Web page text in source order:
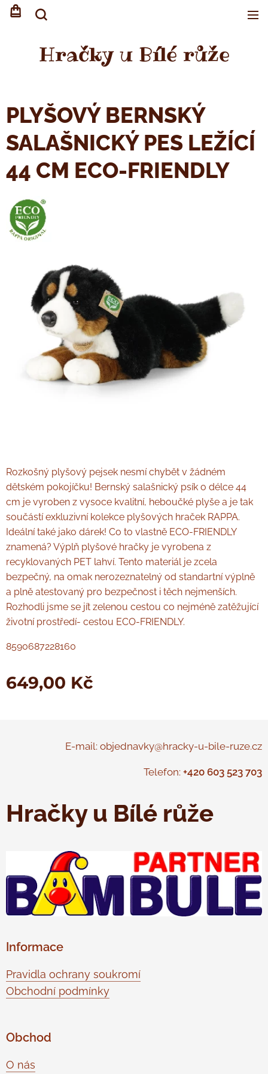
Hračky u Bílé růže
PLYŠOVÝ BERNSKÝ
SALAŠNICKÝ PES LEŽÍCÍ
44 CM ECO-FRIENDLY
Rozkošný plyšový pejsek nesmí chybět v žádném
dětském pokojíčku! Bernský salašnický psík o délce 44
cm je vyroben z vysoce kvalitní, heboučké plyše a je tak
součástí exkluzivní kolekce plyšových hraček RAPPA.
Ideální také jako dárek! Co to vlastně ECO-FRIENDLY
znamená? Výplň plyšové hračky je vyrobena z
recyklovaných PET lahví. Tento materiál je zcela
bezpečný, na omak nerozeznatelný od standartní výplně
a plně atestovaný pro bezpečnost i těch nejmenších.
Rozhodli jsme se jít zelenou cestou co nejméně zatěžující
životní prostředí- cestou ECO-FRIENDLY.
8590687228160
649,00 Kč
E-mail: objednavky@hracky-u-bile-ruze.cz
Telefon: +420 603 523 703
Hračky u Bílé růže
Informace
Pravidla ochrany soukromí
Obchodní podmínky
Obchod
O nás